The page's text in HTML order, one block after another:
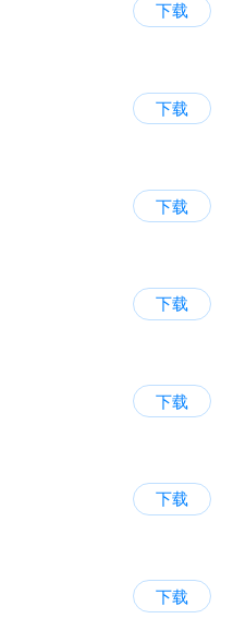
下载
下载
下载
下载
下载
下载
下载